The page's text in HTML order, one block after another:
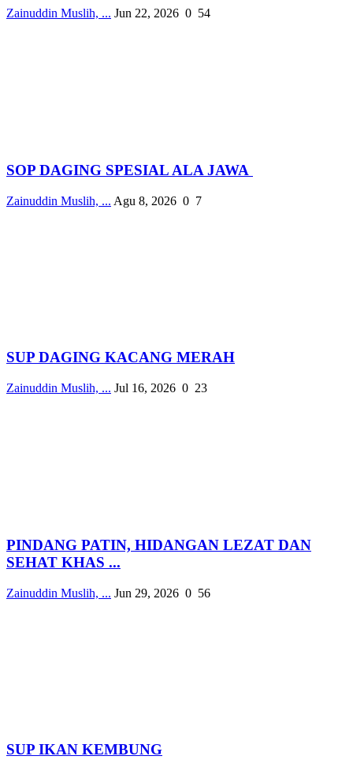
Zainuddin Muslih, ... Jun 22, 2026 0 54
SOP DAGING SPESIAL ALA JAWA
Zainuddin Muslih, ... Agu 8, 2026 0 7
SUP DAGING KACANG MERAH
Zainuddin Muslih, ... Jul 16, 2026 0 23
PINDANG PATIN, HIDANGAN LEZAT DAN
SEHAT KHAS ...
Zainuddin Muslih, ... Jun 29, 2026 0 56
SUP IKAN KEMBUNG